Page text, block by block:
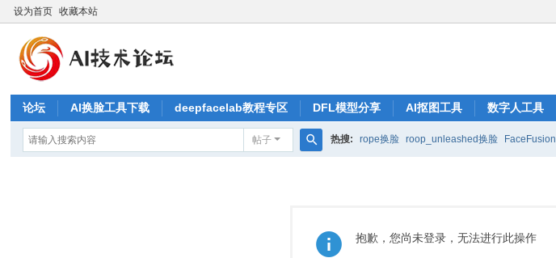
设为首页 收藏本站
论坛 AI换脸工具下载 deepfacelab教程专区 DFL模型分享 AI抠图工具 数字人工具
帖子 热搜: rope换脸 roop_unleashed换脸 FaceFusion
抱歉，您尚未登录，无法进行此操作